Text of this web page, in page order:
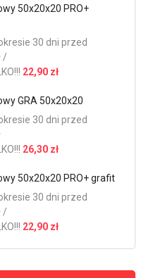
50x20x20 PRO+
30 dni przed
/
22,90 zł
GRA 50x20x20
30 dni przed
26,30 zł
50x20x20 PRO+ grafit
30 dni przed
/
22,90 zł